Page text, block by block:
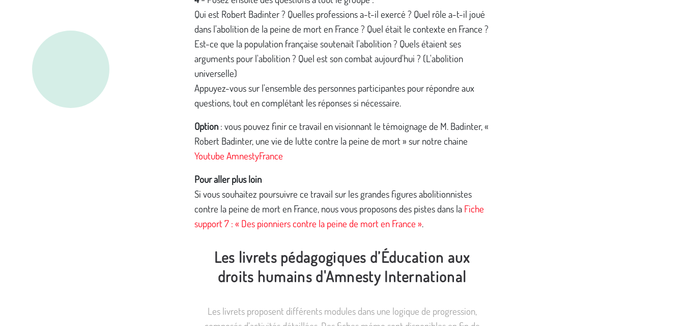
Qui est Robert Badinter ? Quelles professions a-t-il exercé ? Quel rôle a-t-il joué
dans l'abolition de la peine de mort en France ? Quel était le contexte en France ?
Est-ce que la population française soutenait l'abolition ? Quels étaient ses
arguments pour l'abolition ? Quel est son combat aujourd'hui ? (L'abolition
universelle)
Appuyez-vous sur l'ensemble des personnes participantes pour répondre aux
questions, tout en complétant les réponses si nécessaire.
Option : vous pouvez finir ce travail en visionnant le témoignage de M. Badinter, «
Robert Badinter, une vie de lutte contre la peine de mort » sur notre chaine
Youtube AmnestyFrance
Pour aller plus loin
Si vous souhaitez poursuivre ce travail sur les grandes figures abolitionnistes
contre la peine de mort en France, nous vous proposons des pistes dans la Fiche
support 7 : « Des pionniers contre la peine de mort en France ».
Les livrets pédagogiques d’Éducation aux
droits humains d'Amnesty International
Les livrets proposent différents modules dans une logique de progression,